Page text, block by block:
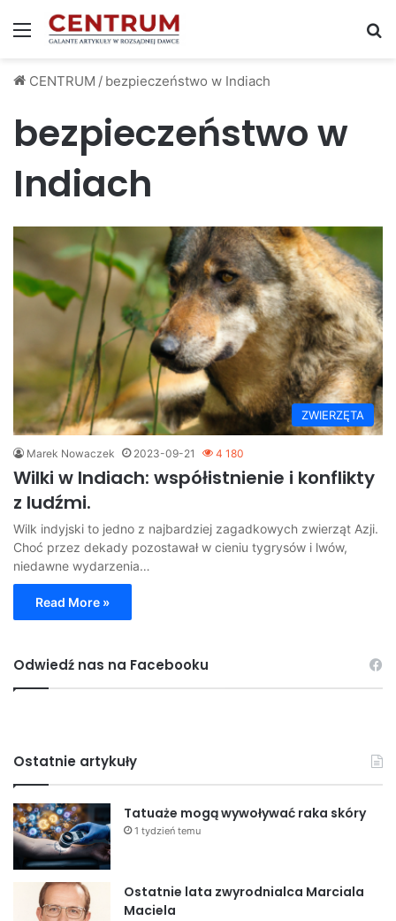
Menu
CENTRUM / bezpieczeństwo w Indiach
bezpieczeństwo w
Indiach
ZWIERZĘTA
Marek Nowaczek 2023-09-21 4 180
Wilki w Indiach: współistnienie i konflikty
z ludźmi.
Wilk indyjski to jedno z najbardziej zagadkowych zwierząt Azji.
Choć przez dekady pozostawał w cieniu tygrysów i lwów,
niedawne wydarzenia…
Read More »
Odwiedź nas na Facebooku
Ostatnie artykuły
Tatuaże mogą wywoływać raka skóry
1 tydzień temu
Ostatnie lata zwyrodnialca Marciala
Maciela